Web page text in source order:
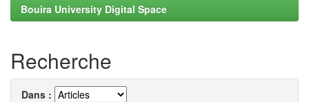
Bouira University Digital Space
Recherche
Dans :